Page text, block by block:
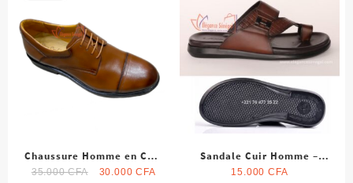
Chaussure Homme en Cuir
Marron
35.000CFA
Le
30.000CFA
Sandale Cuir Homme –
Marron
15.000 CFA